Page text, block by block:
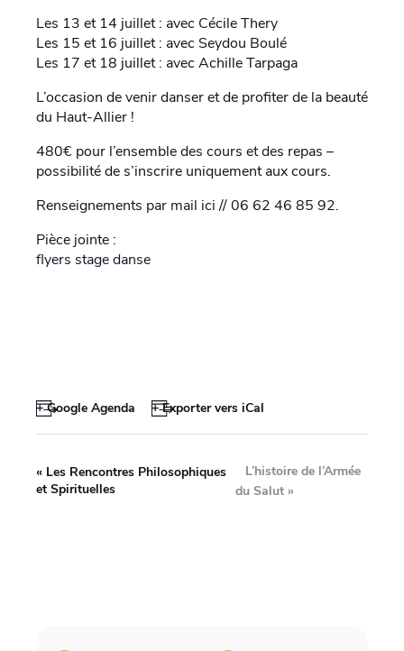
Les 13 et 14 juillet : avec Cécile Thery
Les 15 et 16 juillet : avec Seydou Boulé
Les 17 et 18 juillet : avec Achille Tarpaga
L’occasion de venir danser et de profiter de la beauté
du Haut-Allier !
480€ pour l’ensemble des cours et des repas –
possibilité de s’inscrire uniquement aux cours.
Renseignements par mail ici// 06 62 46 85 92.
Pièce jointe :
flyers stage danse
+ Google Agenda + Exporter vers iCal
« Les Rencontres Philosophiques
et Spirituelles
L’histoire de l’Armée
du Salut»